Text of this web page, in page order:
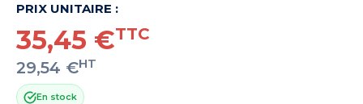
PRIX UNITAIRE :
35,45 €TTC
29,54 €HT
En stock